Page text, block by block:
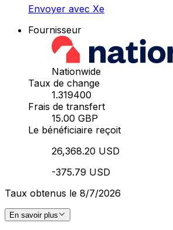
Envoyer avec Xe
Fournisseur
Nationwide
Taux de change
1.319400
Frais de transfert
15.00 GBP
Le bénéficiaire reçoit
26,368.20 USD
-375.79 USD
Taux obtenus le 8/7/2026
En savoir plus